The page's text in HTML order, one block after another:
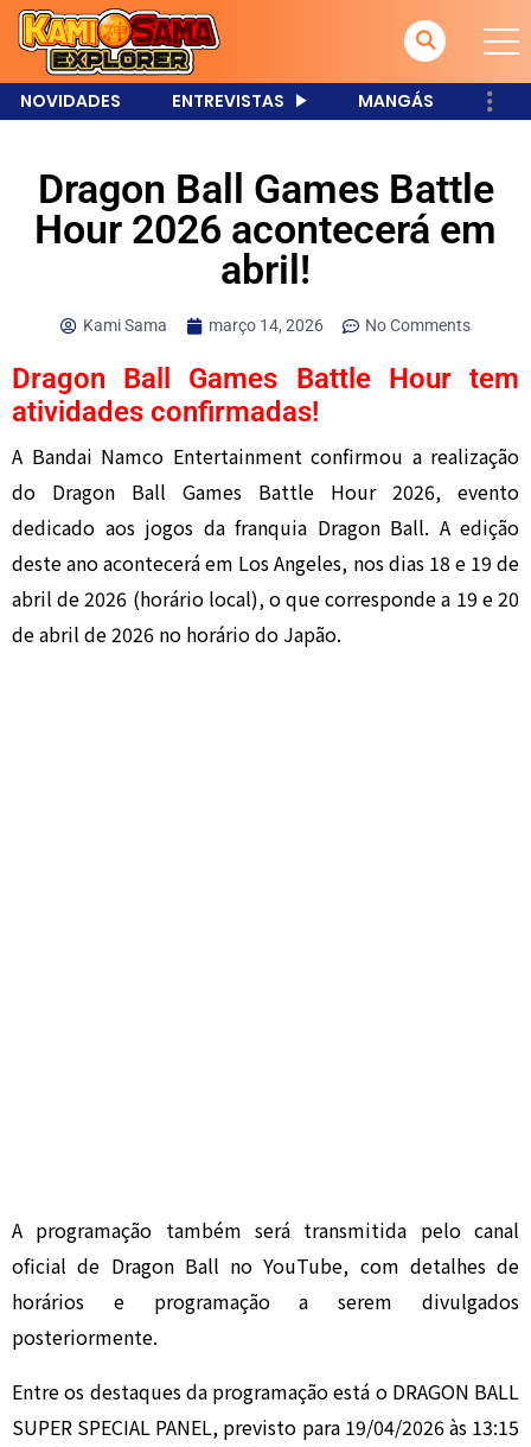
NOVIDADES ENTREVISTAS MANGÁS
Dragon Ball Games Battle
Hour 2026 acontecerá em
abril!
Kami Sama março 14, 2026 No Comments
Dragon Ball Games Battle Hour tem
atividades confirmadas!
A Bandai Namco Entertainmentconfirmou a realização
do Dragon Ball Games Battle Hour 2026, evento
dedicado aos jogos da franquia Dragon Ball. A edição
deste ano acontecerá em Los Angeles, nos dias 18 e 19 de
abril de 2026 (horário local), o que corresponde a 19 e 20
de abril de 2026 no horário do Japão.
A programação também será transmitida pelo canal
oficial de Dragon Ball no YouTube, com detalhes de
horários e programação a serem divulgados
posteriormente.
Entre os destaques da programação está o DRAGON BALL
SUPER SPECIAL PANEL, previsto para 19/04/2026 às 13:15